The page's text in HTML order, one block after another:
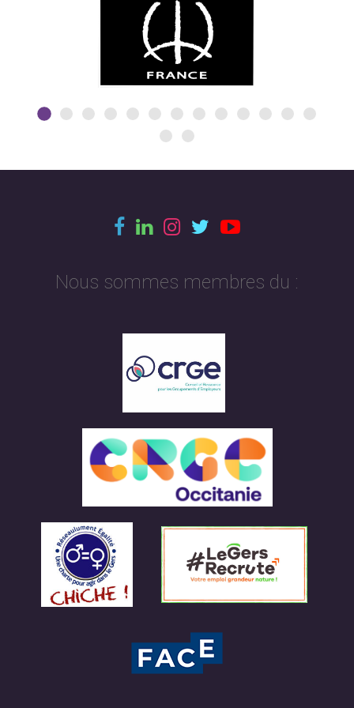
Nous sommes membres du :